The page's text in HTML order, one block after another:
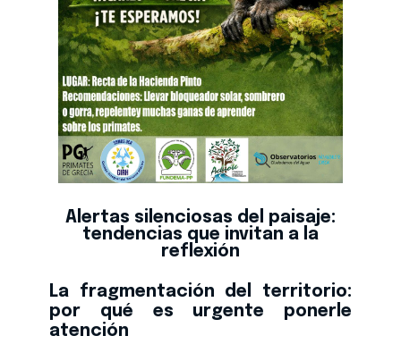
Alertas silenciosas del paisaje:
tendencias que invitan a la
reflexión
La fragmentación del territorio:
por qué es urgente ponerle
atención